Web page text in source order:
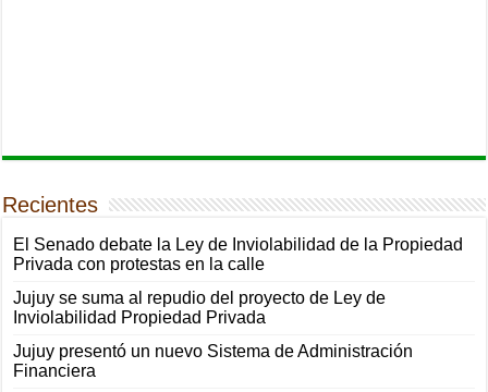
Recientes
El Senado debate la Ley de Inviolabilidad de la Propiedad
Privada con protestas en la calle
Jujuy se suma al repudio del proyecto de Ley de
Inviolabilidad Propiedad Privada
Jujuy presentó un nuevo Sistema de Administración
Financiera